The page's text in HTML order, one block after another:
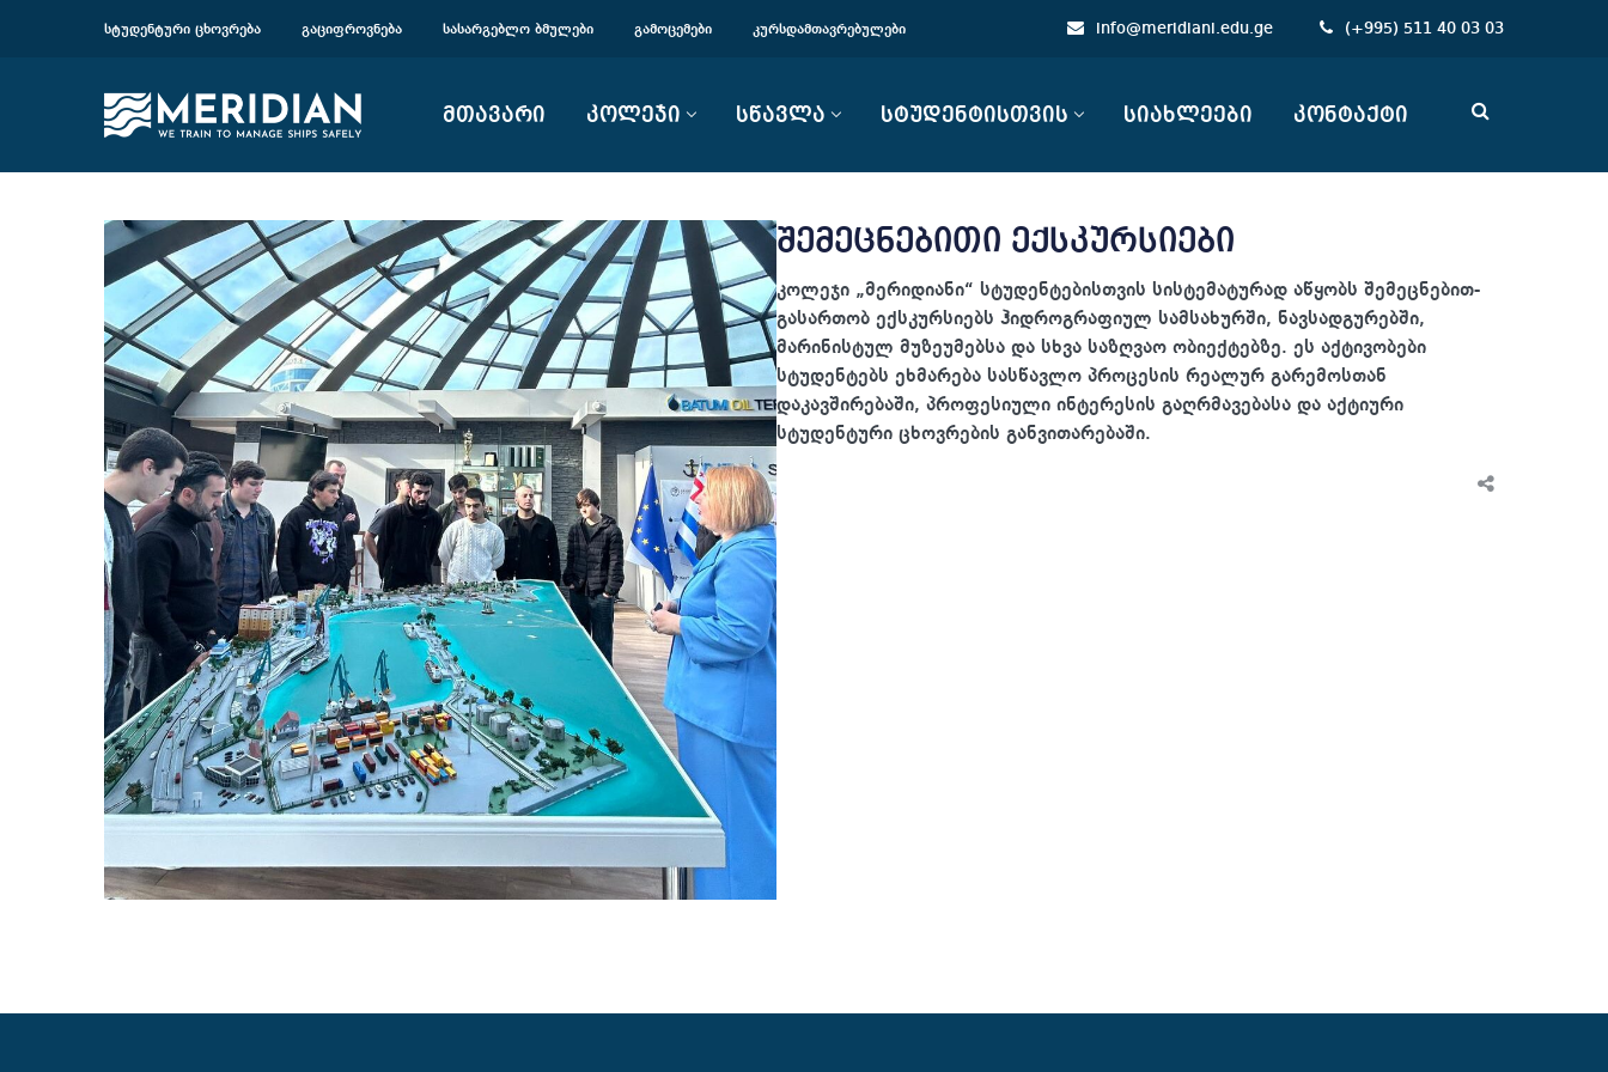
ᲡᲢᲣᲓᲔᲜᲢᲣᲠᲘ ᲪᲮᲝᲕᲠᲔᲑᲐ ᲒᲐᲪᲘᲤᲠᲝᲕᲜᲔᲑᲐ ᲡᲐᲡᲐᲠᲒᲔᲑᲚᲝ ᲑᲛᲣᲚᲔᲑᲘ ᲒᲐᲛᲝᲪᲔᲛᲔᲑᲘ ᲙᲣᲠᲡᲓᲐᲛᲗᲐᲕᲠᲔᲑᲣᲚᲔᲑᲘ info@meridiani.edu.ge (+995) 511 40 03 03
მთავარი კოლეჯი სწავლა სტუდენტისთვის სიახლეები კონტაქტი
შემეცნებითი ექსკურსიები
კოლეჯი „მერიდიანი“ სტუდენტებისთვის სისტემატურად აწყობს შემეცნებით-
გასართობ ექსკურსიებს ჰიდროგრაფიულ სამსახურში, ნავსადგურებში,
მარინისტულ მუზეუმებსა და სხვა საზღვაო ობიექტებზე. ეს აქტივობები
სტუდენტებს ეხმარება სასწავლო პროცესის რეალურ გარემოსთან
დაკავშირებაში, პროფესიული ინტერესის გაღრმავებასა და აქტიური
სტუდენტური ცხოვრების განვითარებაში.